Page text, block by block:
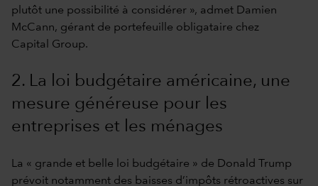
plutôt une possibilité à considérer », admet Damien
McCann, gérant de portefeuille obligataire chez
Capital Group.
2. La loi budgétaire américaine, une
mesure généreuse pour les
entreprises et les ménages
La « grande et belle loi budgétaire » de Donald Trump
prévoit notamment des baisses d’impôts rétroactives sur